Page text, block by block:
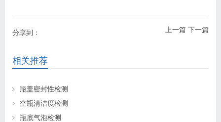
上一篇 下一篇
分享到：
相关推荐
瓶盖密封性检测
空瓶清洁度检测
瓶底气泡检测